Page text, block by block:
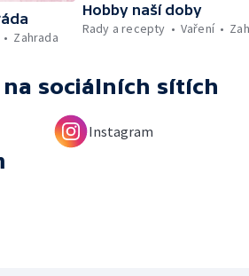
Zahrada
Hobby naší doby
Rady a recepty
Vaření
na sociálních sítích
Instagram